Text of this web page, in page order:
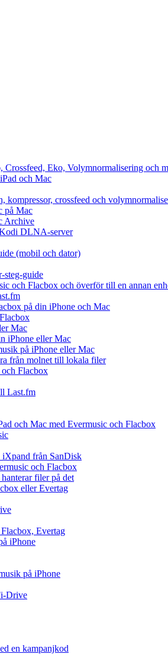
Crossfeed, Eko, Volymnormalisering och
och Mac
kompressor, crossfeed och
på Mac
Archive
DLNA-server
(mobil och dator)
steg-guide
och Flacbox och överför till en annan
på din iPhone och Mac
Mac
iPhone eller Mac
på iPhone eller Mac
från molnet till lokala filer
Flacbox
Last.fm
och Mac med Evermusic och Flacbox
iXpand från SanDisk
och Flacbox
filer på det
eller Evertag
Evertag
iPhone
på iPhone
Drive
en kampanjkod